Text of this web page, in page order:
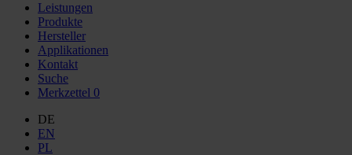
Leistungen
Produkte
Hersteller
Applikationen
Kontakt
Suche
Merkzettel 0
DE
EN
PL